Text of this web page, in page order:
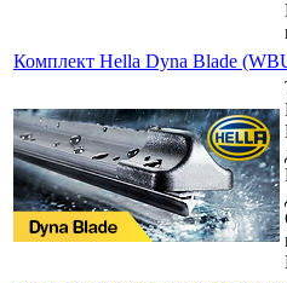
Комплект Hella Dyna Blade